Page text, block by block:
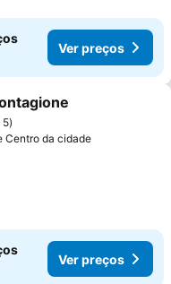
Ver preços
aos favoritos
5
Centro da cidade
Ver preços